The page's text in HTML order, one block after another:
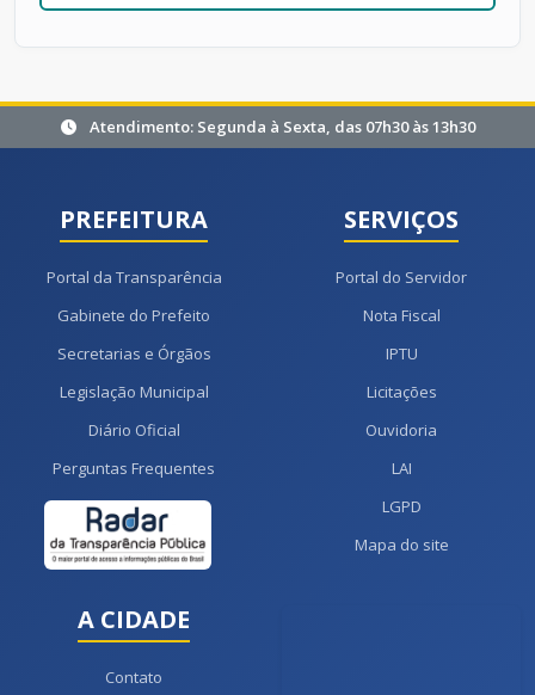
Atendimento: Segunda à Sexta, das 07h30 às 13h30
PREFEITURA
Portal da Transparência
Gabinete do Prefeito
Secretarias e Órgãos
Legislação Municipal
Diário Oficial
Perguntas Frequentes
SERVIÇOS
Portal do Servidor
Nota Fiscal
IPTU
Licitações
Ouvidoria
LAI
LGPD
Mapa do site
A CIDADE
Contato